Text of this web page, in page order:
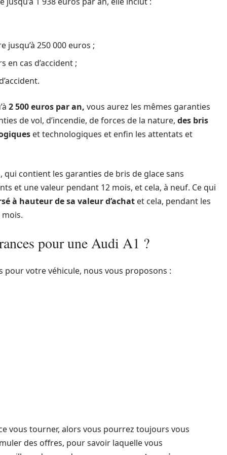
250 000 euros ;
en cas d’accident ;
2 500 euros par an, vous aurez les mêmes garanties
de vol, d’incendie, de forces de la nature, des bris
et technologiques et enfin les attentats et
qui contient les garanties de bris de glace sans
et une valeur pendant 12 mois, et cela, à neuf. Ce qui
à hauteur de sa valeur d’achat et cela, pendant les
pour une Audi A1 ?
votre véhicule, nous vous proposons :
vous tourner, alors vous pourrez toujours vous
des offres, pour savoir laquelle vous